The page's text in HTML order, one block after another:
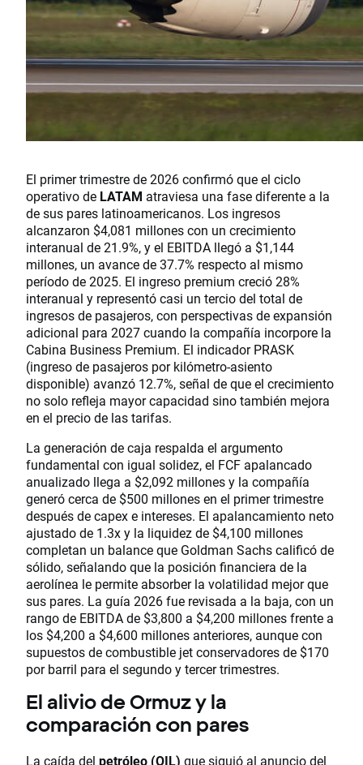
El primer trimestre de 2026 confirmó que el ciclo
operativo de LATAM atraviesa una fase diferente a la
de sus pares latinoamericanos. Los ingresos
alcanzaron $4,081 millones con un crecimiento
interanual de 21.9%, y el EBITDA llegó a $1,144
millones, un avance de 37.7% respecto al mismo
período de 2025. El ingreso premium creció 28%
interanual y representó casi un tercio del total de
ingresos de pasajeros, con perspectivas de expansión
adicional para 2027 cuando la compañía incorpore la
Cabina Business Premium. El indicador PRASK
(ingreso de pasajeros por kilómetro-asiento
disponible) avanzó 12.7%, señal de que el crecimiento
no solo refleja mayor capacidad sino también mejora
en el precio de las tarifas.
La generación de caja respalda el argumento
fundamental con igual solidez, el FCF apalancado
anualizado llega a $2,092 millones y la compañía
generó cerca de $500 millones en el primer trimestre
después de capex e intereses. El apalancamiento neto
ajustado de 1.3x y la liquidez de $4,100 millones
completan un balance que Goldman Sachs calificó de
sólido, señalando que la posición financiera de la
aerolínea le permite absorber la volatilidad mejor que
sus pares. La guía 2026 fue revisada a la baja, con un
rango de EBITDA de $3,800 a $4,200 millones frente a
los $4,200 a $4,600 millones anteriores, aunque con
supuestos de combustible jet conservadores de $170
por barril para el segundo y tercer trimestres.
El alivio de Ormuz y la
comparación con pares
La caída del petróleo (OIL) que siguió al anuncio del